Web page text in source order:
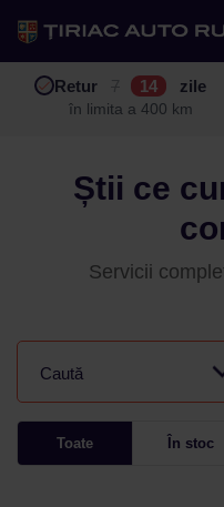
Test drive
Retur 14 zile
în limita a 400 km
Garanție 12 24
în limita a 25.000 km
Buy back
Știi ce
Servicii
Caută
Toate În stoc